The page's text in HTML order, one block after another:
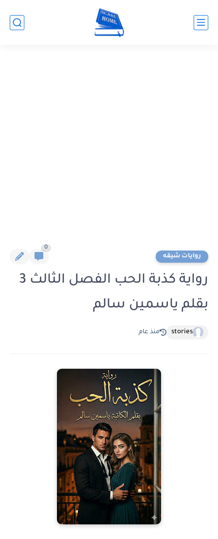
روايات شيقه
0
رواية كذبة الحب الفصل الثالث 3
بقلم ياسمين سالم
stories منذ عام